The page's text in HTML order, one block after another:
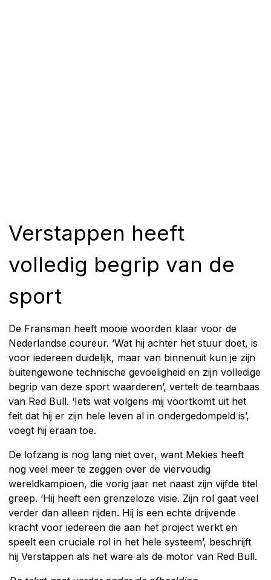
Verstappen heeft
volledig begrip van de
sport
De Fransman heeft mooie woorden klaar voor de
Nederlandse coureur. ‘Wat hij achter het stuur doet, is
voor iedereen duidelijk, maar van binnenuit kun je zijn
buitengewone technische gevoeligheid en zijn volledige
begrip van deze sport waarderen’, vertelt de teambaas
van Red Bull. ‘Iets wat volgens mij voortkomt uit het
feit dat hij er zijn hele leven al in ondergedompeld is’,
voegt hij eraan toe.
De lofzang is nog lang niet over, want Mekies heeft
nog veel meer te zeggen over de viervoudig
wereldkampioen, die vorig jaar net naast zijn vijfde titel
greep. ‘Hij heeft een grenzeloze visie. Zijn rol gaat veel
verder dan alleen rijden. Hij is een echte drijvende
kracht voor iedereen die aan het project werkt en
speelt een cruciale rol in het hele systeem’, beschrijft
hij Verstappen als het ware als de motor van Red Bull.